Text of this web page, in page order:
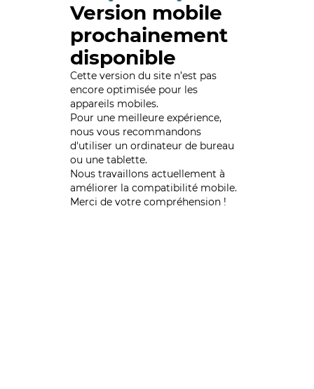
Version mobile
prochainement
disponible
Cette version du site n’est pas
encore optimisée pour les
appareils mobiles.
Pour une meilleure expérience,
nous vous recommandons
d'utiliser un ordinateur de bureau
ou une tablette.
Nous travaillons actuellement à
améliorer la compatibilité mobile.
Merci de votre compréhension !